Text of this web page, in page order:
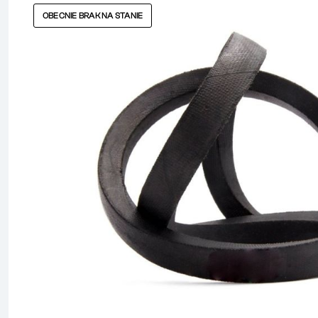
OBECNIE BRAK NA STANIE